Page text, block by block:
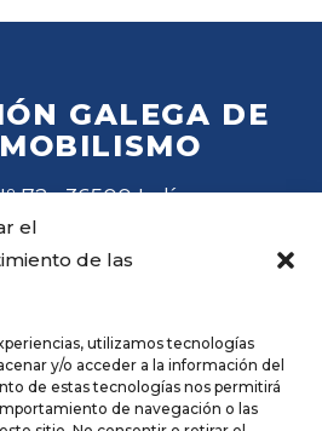
el
de las
utilizamos tecnologías
y/o acceder a la información del
de estas tecnologías nos permitirá
de navegación o las
GALEGA DE
72 · 36500 Lalín
988 27 28 41
fga@fga.es
local: